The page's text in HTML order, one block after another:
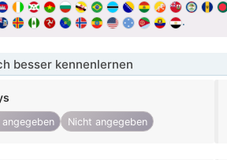
.
besser kennenlernen
Nicht angegeben